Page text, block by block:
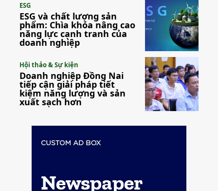
ESG
ESG và chất lượng sản
phẩm: Chìa khóa nâng cao
năng lực cạnh tranh của
doanh nghiệp
Hội thảo & Sự kiện
Doanh nghiệp Đồng Nai
tiếp cận giải pháp tiết
kiệm năng lượng và sản
xuất sạch hơn